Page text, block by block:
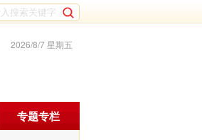
2026/8/7 星期五
专题专栏